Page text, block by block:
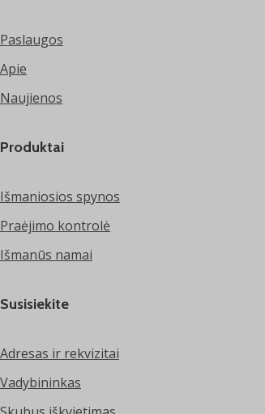
Paslaugos
Apie
Naujienos
Produktai
Išmaniosios spynos
Praėjimo kontrolė
Išmanūs namai
Susisiekite
Adresas ir rekvizitai
Vadybininkas